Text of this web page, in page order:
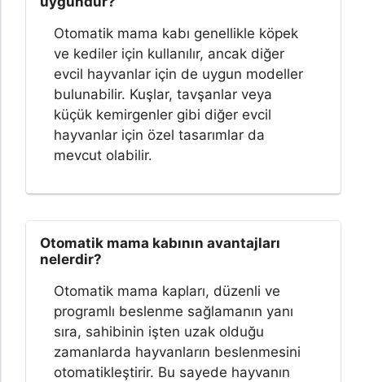
Otomatik mama kabı genellikle köpek
ve kediler için kullanılır, ancak diğer
evcil hayvanlar için de uygun modeller
bulunabilir. Kuşlar, tavşanlar veya
küçük kemirgenler gibi diğer evcil
hayvanlar için özel tasarımlar da
mevcut olabilir.
Otomatik mama kabının avantajları
nelerdir?
Otomatik mama kapları, düzenli ve
programlı beslenme sağlamanın yanı
sıra, sahibinin işten uzak olduğu
zamanlarda hayvanların beslenmesini
otomatikleştirir. Bu sayede hayvanın